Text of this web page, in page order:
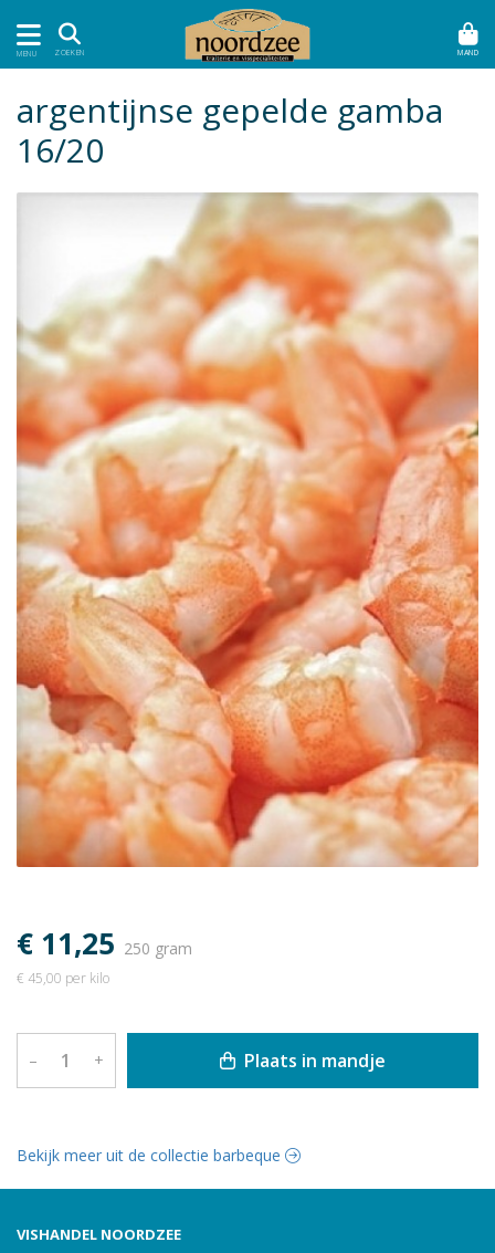
MENU ZOEKEN MAND
argentijnse gepelde gamba
16/20
€ 11,25 250 gram
€ 45,00 per kilo
– + Plaats in mandje
Bekijk meer uit de collectie barbeque
VISHANDEL NOORDZEE